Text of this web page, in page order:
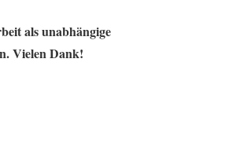
als unabhängige
Vielen Dank!